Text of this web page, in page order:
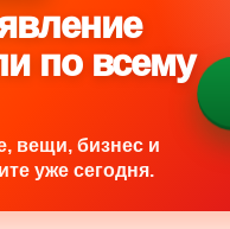
по всему
вещи, бизнес и
уже сегодня.